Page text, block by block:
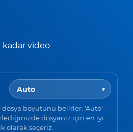
kadar video
dosya boyutunu belirler. 'Auto'
dosyanız için en iyi
olarak seçeriz.